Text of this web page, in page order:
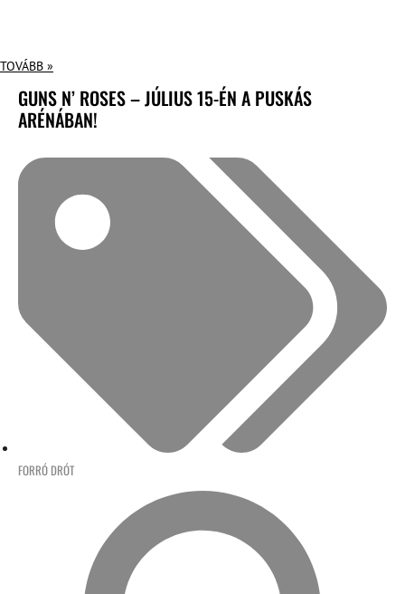
TOVÁBB »
GUNS N’ ROSES – JÚLIUS 15-ÉN A PUSKÁS
ARÉNÁBAN!
FORRÓ DRÓT